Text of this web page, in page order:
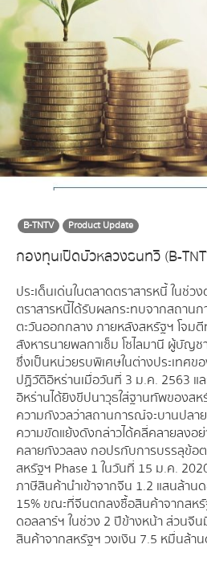
B-TNTV Product Update
กองทุนเปิดบัวหลวงธนทวี (B-
ประเด็นเด่นในตลาดตราสารหนี้ ในช่
ตราสารหนี้ได้รับผลกระทบจากสถาน
ตะวันออกกลาง ภายหลังสหรัฐฯ โจมตี
สังหารนายพลกาเซ็ม โซไลมานี ผู้บัญ
ซึ่งเป็นหน่วยรบพิเศษในต่างประเทศ
ปฏิวัติอิหร่านเมื่อวันที่ 3 ม.ค. 2563 แ
อิหร่านได้ยิงขีปนาวุธใส่ฐานทัพของส
ความกังวลว่าสถานการณ์จะบานปลา
ความขัดแย้งดังกล่าวได้คลี่คลายลงอ
คลายกังวลลง กอปรกับการบรรลุข้อต
สหรัฐฯ Phase 1 ในวันที่ 15 ม.ค.
ภาษีสินค้านำเข้าจากจีน 1.2 แสนล้าน
15% ขณะที่จีนตกลงซื้อสินค้าจากสห
ดอลลาร์ฯ ในช่วง 2 ปีข้างหน้า ส่วนจี
สินค้าจากสหรัฐฯ วงเงิน 7.5 หมื่นล้า